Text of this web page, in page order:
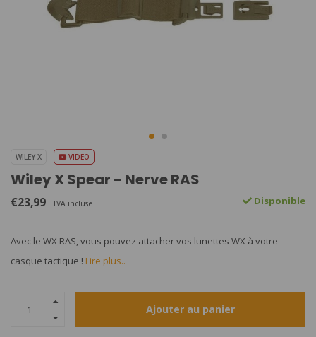
WILEY X VIDEO
Wiley X Spear - Nerve RAS
€23,99 TVA incluse Disponible
Avec le WX RAS, vous pouvez attacher vos lunettes WX à votre
casque tactique ! Lire plus..
Ajouter au panier